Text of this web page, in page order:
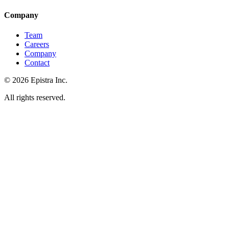
Company
Team
Careers
Company
Contact
© 2026 Epistra Inc.
All rights reserved.